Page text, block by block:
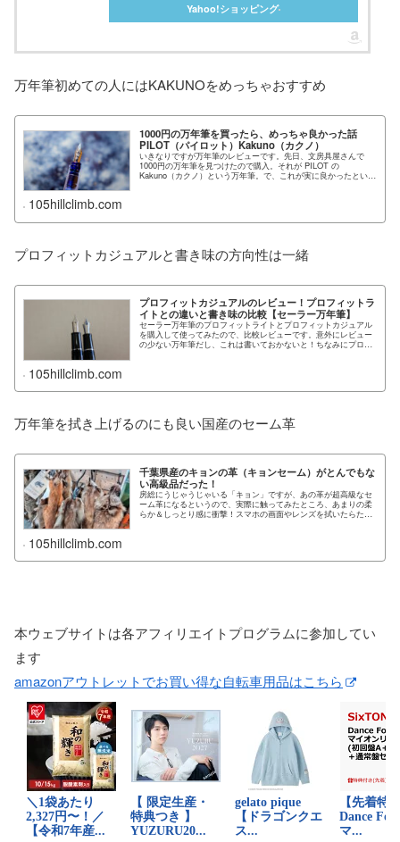
Yahoo!ショッピング
万年筆初めての人にはKAKUNOをめっちゃおすすめ
1000円の万年筆を買ったら、めっちゃ良かった話
PILOT（パイロット）Kakuno（カクノ）
いきなりですが万年筆のレビューです。先日、文房具屋さんで
1000円の万年筆を見つけたので購入。それが PILOT の
Kakuno（カクノ）という万年筆。で、これが実に良かったという
話です。どれくらい…
105hillclimb.com
プロフィットカジュアルと書き味の方向性は一緒
プロフィットカジュアルのレビュー！プロフィットラ
イトとの違いと書き味の比較【セーラー万年筆】
セーラー万年筆のプロフィットライトとプロフィットカジュアル
を購入して使ってみたので、比較レビューです。意外にレビュー
の少ない万年筆だし、これは書いておかないと！ちなみにプロフ
105hillclimb.com
万年筆を拭き上げるのにも良い国産のセーム革
千葉県産のキョンの革（キョンセーム）がとんでもな
い高級品だった！
房総にうじゃうじゃいる「キョン」ですが、あの革が超高級なセ
ーム革になるというので、実際に触ってみたところ、あまりの柔
らか＆しっとり感に衝撃！スマホの画面やレンズを拭いたらたち
まちクリアになるという逸品…
105hillclimb.com
本ウェブサイトは各アフィリエイトプログラムに参加してい
ます
amazonアウトレットでお買い得な自転車用品はこちら